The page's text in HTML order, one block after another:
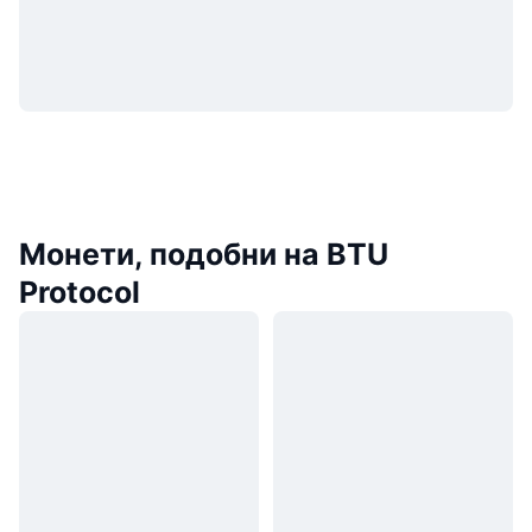
Монети, подобни на BTU
Protocol